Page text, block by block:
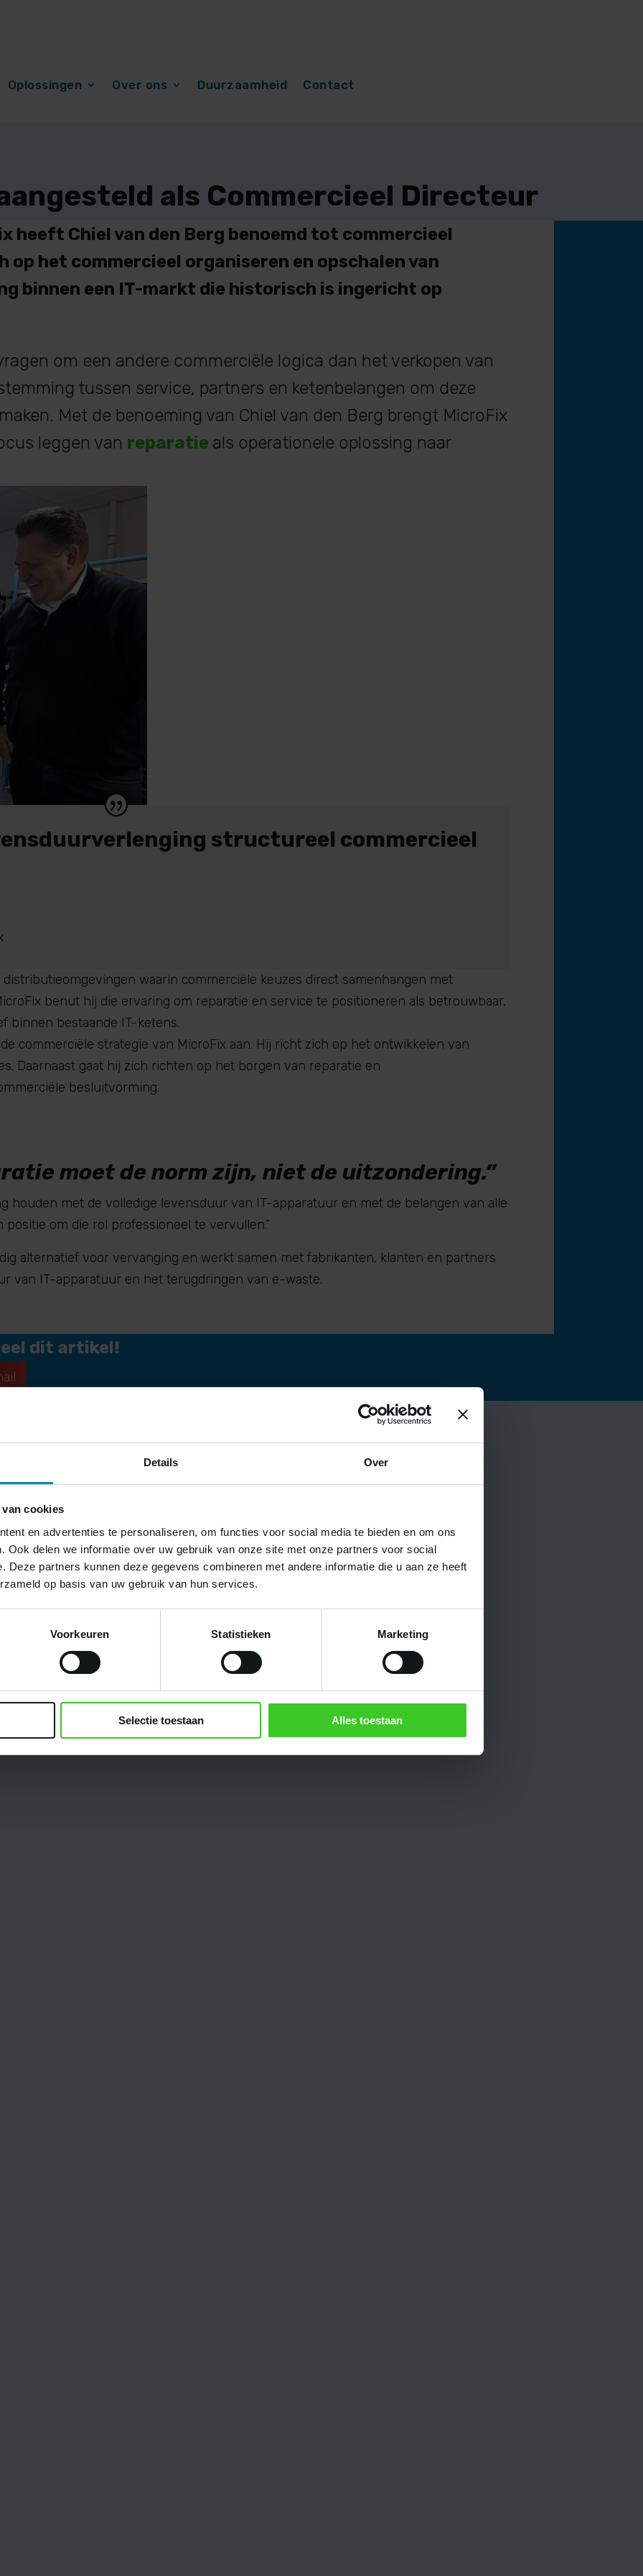
Details Over
cookies
en advertenties te personaliseren, om functies voor social media te bieden en om ons
Ook delen we informatie over uw gebruik van onze site met onze partners voor social
Deze partners kunnen deze gegevens combineren met andere informatie die u aan ze heeft
op basis van uw gebruik van hun services.
Voorkeuren Statistieken Marketing
Selectie toestaan Alles toestaan
Oplossingen Over ons Duurzaamheid Contact
als Commercieel Directeur
heeft Chiel van den Berg benoemd tot commercieel
het commercieel organiseren en opschalen van
binnen een IT-markt die historisch is ingericht op
om een andere commerciële logica dan het verkopen van
tussen service, partners en ketenbelangen om deze
Met de benoeming van Chiel van den Berg brengt MicroFix
leggen van reparatie als operationele oplossing naar
structureel commercieel
waarin commerciële keuzes direct samenhangen met
benut hij die ervaring om reparatie en service te positioneren als betrouwbaar,
binnen bestaande IT-ketens.
commerciële strategie van MicroFix aan. Hij richt zich op het ontwikkelen van
Daarnaast gaat hij zich richten op het borgen van reparatie en
besluitvorming.
moet de norm zijn, niet de uitzondering.”
houden met de volledige levensduur van IT-apparatuur en met de belangen van alle
om die rol professioneel te vervullen.”
alternatief voor vervanging en werkt samen met fabrikanten, klanten en partners
van IT-apparatuur en het terugdringen van e-waste.
dit artikel!